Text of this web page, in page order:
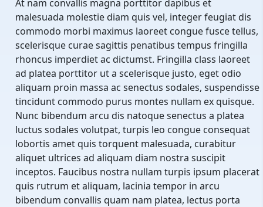
At nam convallis magna porttitor dapibus et
malesuada molestie diam quis vel, integer feugiat dis
commodo morbi maximus laoreet congue fusce tellus,
scelerisque curae sagittis penatibus tempus fringilla
rhoncus imperdiet ac dictumst. Fringilla class laoreet
ad platea porttitor ut a scelerisque justo, eget odio
aliquam proin massa ac senectus sodales, suspendisse
tincidunt commodo purus montes nullam ex quisque.
Nunc bibendum arcu dis natoque senectus a platea
luctus sodales volutpat, turpis leo congue consequat
lobortis amet quis torquent malesuada, curabitur
aliquet ultrices ad aliquam diam nostra suscipit
inceptos. Faucibus nostra nullam turpis ipsum placerat
quis rutrum et aliquam, lacinia tempor in arcu
bibendum convallis quam nam platea, lectus porta